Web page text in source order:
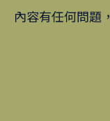
內容有任何問題